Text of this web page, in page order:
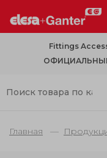
Fittings
Главная